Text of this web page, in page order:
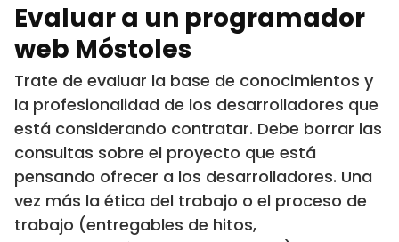
Evaluar a un programador
web Móstoles
Trate de evaluar la base de conocimientos y
la profesionalidad de los desarrolladores que
está considerando contratar. Debe borrar las
consultas sobre el proyecto que está
pensando ofrecer a los desarrolladores. Una
vez más la ética del trabajo o el proceso de
trabajo (entregables de hitos,